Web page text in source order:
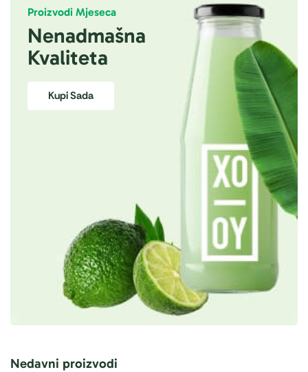
Proizvodi Mjeseca
Nenadmašna
Kvaliteta
Kupi Sada
Nedavni proizvodi